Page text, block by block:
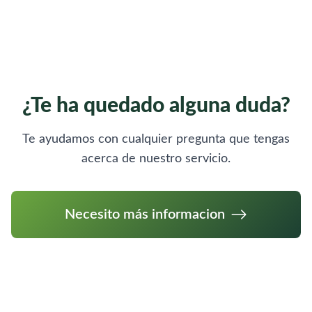
¿Te ha quedado alguna duda?
Te ayudamos con cualquier pregunta que tengas
acerca de nuestro servicio.
Necesito más informacion